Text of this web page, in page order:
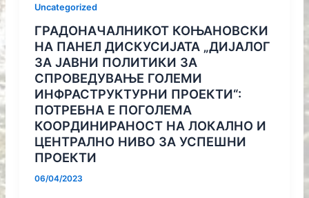
Uncategorized
ГРАДОНАЧАЛНИКОТ КОЊАНОВСКИ
НА ПАНЕЛ ДИСКУСИЈАТА „ДИЈАЛОГ
ЗА ЈАВНИ ПОЛИТИКИ ЗА
СПРОВЕДУВАЊЕ ГОЛЕМИ
ИНФРАСТРУКТУРНИ ПРОЕКТИ“:
ПОТРЕБНА Е ПОГОЛЕМА
КООРДИНИРАНОСТ НА ЛОКАЛНО И
ЦЕНТРАЛНО НИВО ЗА УСПЕШНИ
ПРОЕКТИ
06/04/2023